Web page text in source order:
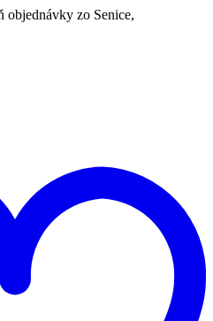
objednávky zo Senice,